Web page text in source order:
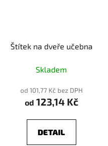
Štítek na dveře učebna
Skladem
od 101,77 Kč bez DPH
od 123,14 Kč
DETAIL